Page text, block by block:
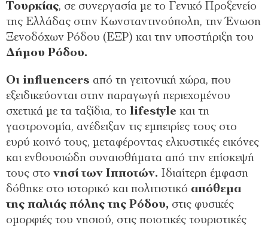
Τουρκίας, σε συνεργασία με το Γενικό Προξενείο
της Ελλάδας στην Κωνσταντινούπολη, την Ένωση
Ξενοδόχων Ρόδου (ΕΞΡ) και την υποστήριξη του
Δήμου Ρόδου.
Οι influencers από τη γειτονική χώρα, που
εξειδικεύονται στην παραγωγή περιεχομένου
σχετικά με τα ταξίδια, το lifestyle και τη
γαστρονομία, ανέδειξαν τις εμπειρίες τους στο
ευρύ κοινό τους, μεταφέροντας ελκυστικές εικόνες
και ενθουσιώδη συναισθήματα από την επίσκεψή
τους στο νησί των Ιπποτών. Ιδιαίτερη έμφαση
δόθηκε στο ιστορικό και πολιτιστικό απόθεμα
της παλιάς πόλης της Ρόδου, στις φυσικές
ομορφιές του νησιού, στις ποιοτικές τουριστικές